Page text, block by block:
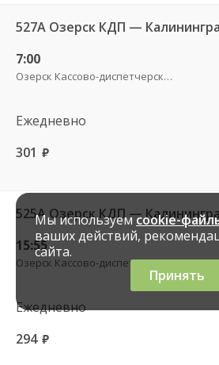
7:00
Озерск Кассово-диспетчерский пункт
Ежедневно
301 руб.
15:55
Озерск Кассово-диспетчерский пункт
Ежедневно
294 руб.
Мы используемcookie-
ваших действий,
сайта.
Принять